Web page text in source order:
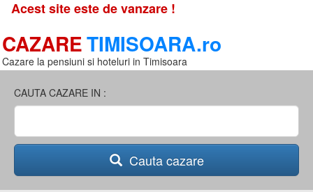
Acest site este de vanzare !
CAZARETIMISOARA.ro
Cazare la pensiuni si hoteluri in Timisoara
CAUTA CAZARE IN :
Cauta cazare